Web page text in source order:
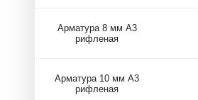
Арматура 8 мм А3
рифленая
Арматура 10 мм А3
рифленая